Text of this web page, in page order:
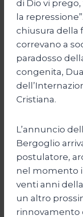
di Dio vi
la
chiusura della
correvano a
paradosso
congenita,
Cristiana.
L’annuncio
Bergoglio
postulatore,
nel momento
venti anni
un altro
rinnovamento